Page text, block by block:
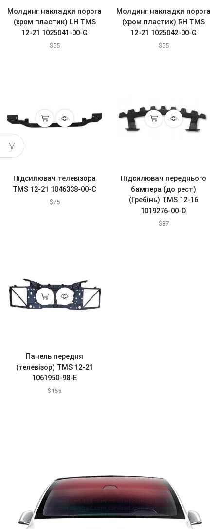
Молдинг накладки порога
(хром пластик) LH TMS
12-21 1025041-00-G
$55
Молдинг накладки порога
(хром пластик) RH TMS
12-21 1025042-00-G
$55
Підсилювач телевізора
TMS 12-21 1046338-00-C
$75
Підсилювач переднього
бампера (до рест)
(Гребінь) TMS 12-16
1019276-00-D
$87
Панель передня
(телевізор) TMS 12-21
1061950-98-E
$155